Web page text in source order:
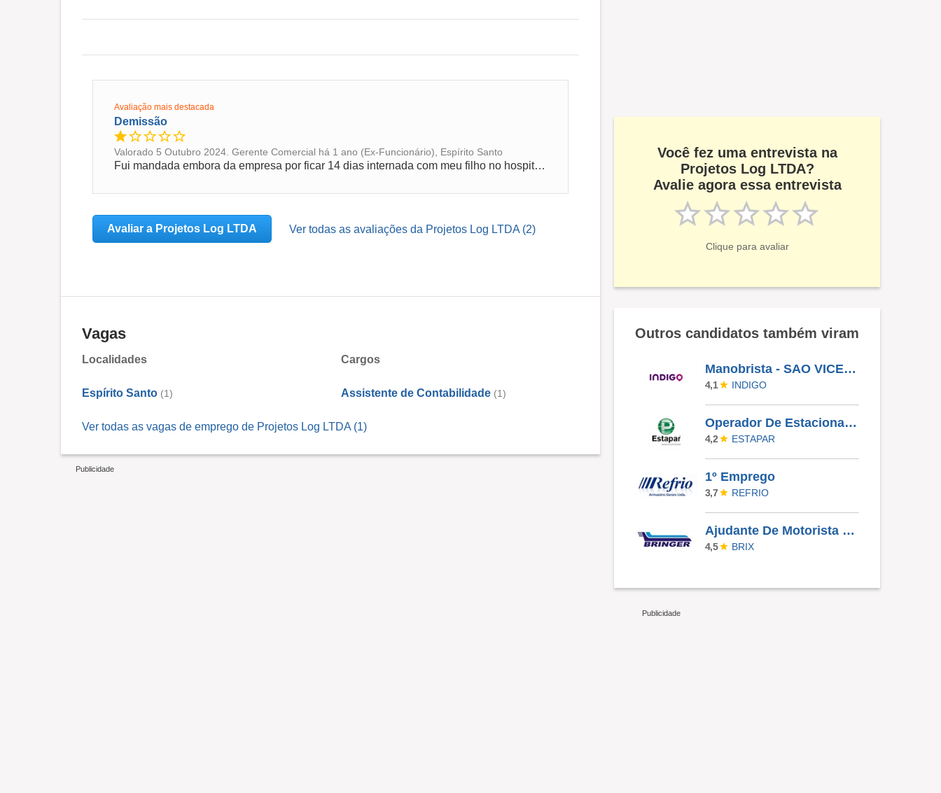
Avaliação mais destacada
Demissão
Valorado 5 Outubro 2024. Gerente Comercial há 1 ano (Ex-Funcionário), Espírito Santo
Fui mandada embora da empresa por ficar 14 dias internada com meu filho no hospital com Pneumonia gravíssimo.
Avaliar a Projetos Log LTDA Ver todas as avaliações da Projetos Log LTDA (2)
Vagas
Localidades
Espírito Santo (1)
Cargos
Assistente de Contabilidade (1)
Ver todas as vagas de emprego de Projetos Log LTDA (1)
Você fez uma entrevista na
Projetos Log LTDA?
Avalie agora essa entrevista
Clique para avaliar
Outros candidatos também viram
Manobrista - SAO VICENTE DE PAULO G8
4,1 INDIGO
Operador De Estacionamento(A) De Estacionamento - 6X1- Porto Alegre
4,2 ESTAPAR
1º Emprego
3,7 REFRIO
Ajudante De Motorista (NOTURNO)
4,5 BRIX